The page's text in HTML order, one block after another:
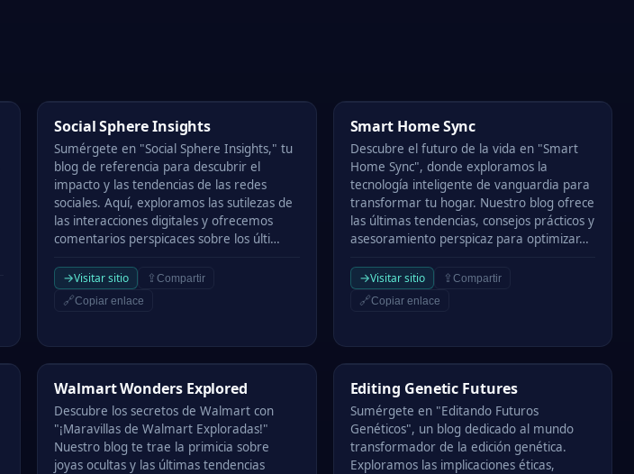
Social Sphere Insights
Social Sphere Insights
Sumérgete en "Social Sphere Insights," tu
blog de referencia para descubrir el
impacto y las tendencias de las redes
sociales. Aquí, exploramos las sutilezas de
las interacciones digitales y ofrecemos
comentarios perspicaces sobre los últi…
→Visitar sitio ⇪ Compartir
🔗Copiar enlace
Smart Home Sync
Smart Home Sync
Descubre el futuro de la vida en "Smart
Home Sync", donde exploramos la
tecnología inteligente de vanguardia para
transformar tu hogar. Nuestro blog ofrece
las últimas tendencias, consejos prácticos y
asesoramiento perspicaz para optimizar…
→Visitar sitio ⇪ Compartir
🔗Copiar enlace
Walmart Wonders Explored
Walmart Wonders Explored
Descubre los secretos de Walmart con
"¡Maravillas de Walmart Exploradas!"
Nuestro blog te trae la primicia sobre
joyas ocultas y las últimas tendencias
Editing Genetic Futures
Editing Genetic Futures
Sumérgete en "Editando Futuros
Genéticos", un blog dedicado al mundo
transformador de la edición genética.
Exploramos las implicaciones éticas,